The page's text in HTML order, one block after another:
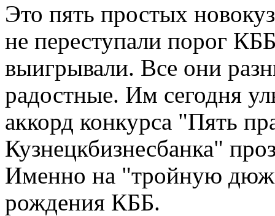
Это пять простых
не переступали порог
выигрывали. Все они
радостные. Им сегодня
аккорд конкурса "Пять
Кузнецкбизнесбанка"
Именно на "тройную
рождения КББ.